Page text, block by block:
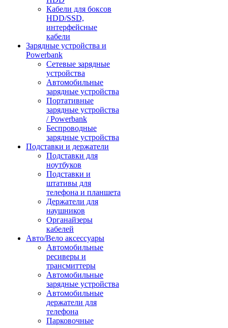
Кабели для боксов
HDD/SSD,
интерфейсные
кабели
Зарядные устройства и
Powerbank
Сетевые зарядные
устройства
Автомобильные
зарядные устройства
Портативные
зарядные устройства
/ Powerbank
Беспроводные
зарядные устройства
Подставки и держатели
Подставки для
ноутбуков
Подставки и
штативы для
телефона и планшета
Держатели для
наушников
Органайзеры
кабелей
Авто/Вело аксессуары
Автомобильные
ресиверы и
трансмиттеры
Автомобильные
зарядные устройства
Автомобильные
держатели для
телефона
Парковочные